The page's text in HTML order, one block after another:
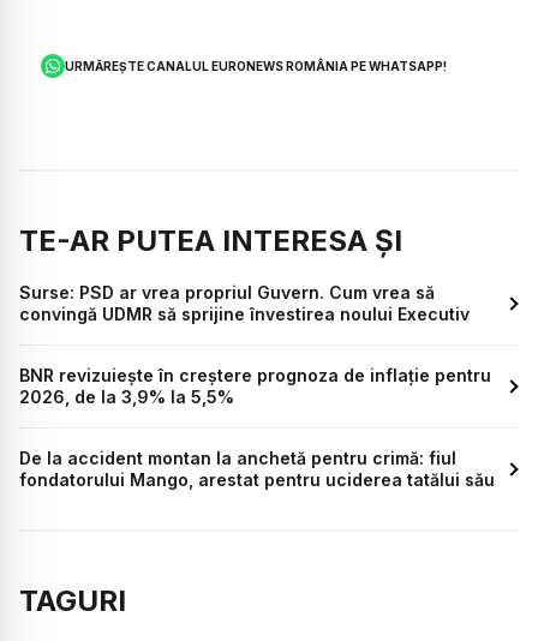
URMĂREȘTE CANALUL EURONEWS ROMÂNIA PE WHATSAPP!
TE-AR PUTEA INTERESA ȘI
Surse: PSD ar vrea propriul Guvern. Cum vrea să
convingă UDMR să sprijine învestirea noului Executiv
BNR revizuiește în creștere prognoza de inflație pentru
2026, de la 3,9% la 5,5%
De la accident montan la anchetă pentru crimă: fiul
fondatorului Mango, arestat pentru uciderea tatălui său
TAGURI